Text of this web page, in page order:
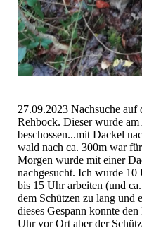
27.09.2023 Nachsuche auf
Rehbock. Dieser wurde
beschossen...mit Dackel
wald nach ca. 300m war
Morgen wurde mit einer
nachgesucht. Ich wurde 10
bis 15 Uhr arbeiten (und
dem Schützen zu lang und
dieses Gespann konnte
Uhr vor Ort aber der